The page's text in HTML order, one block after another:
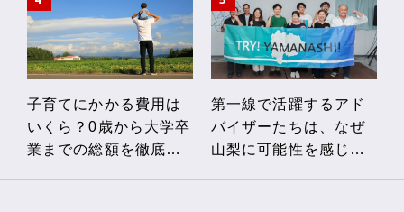
子育てにかかる費用は
いくら？0歳から大学卒
業までの総額を徹底解
第一線で活躍するアド
バイザーたちは、なぜ
山梨に可能性を感じる